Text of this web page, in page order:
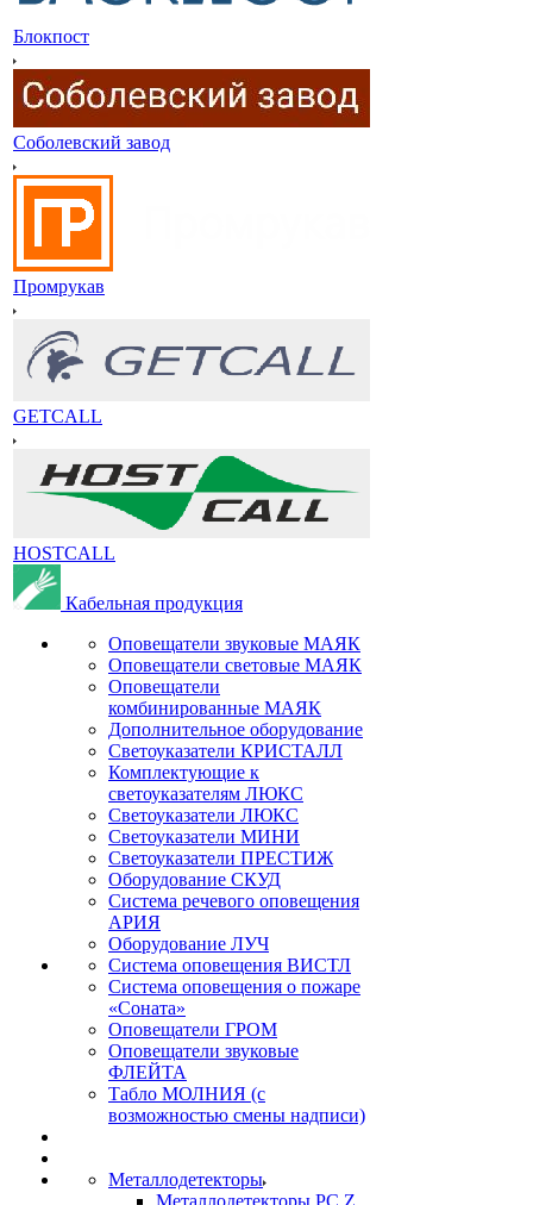
Блокпост
Соболевский завод
Промрукав
GETCALL
HOSTCALL
Кабельная продукция
Оповещатели звуковые МАЯК
Оповещатели световые МАЯК
Оповещатели
комбинированные МАЯК
Дополнительное оборудование
Светоуказатели КРИСТАЛЛ
Комплектующие к
светоуказателям ЛЮКС
Светоуказатели ЛЮКС
Светоуказатели МИНИ
Светоуказатели ПРЕСТИЖ
Оборудование СКУД
Система речевого оповещения
АРИЯ
Оборудование ЛУЧ
Система оповещения ВИСТЛ
Система оповещения о пожаре
«Соната»
Оповещатели ГРОМ
Оповещатели звуковые
ФЛЕЙТА
Табло МОЛНИЯ (с
возможностью смены надписи)
Металлодетекторы
Металлодетекторы РС Z